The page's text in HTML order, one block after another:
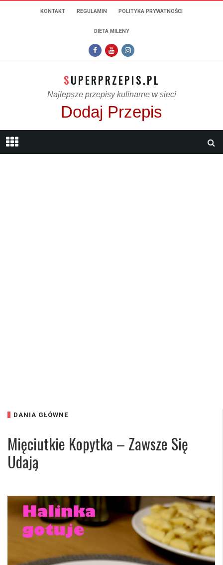
KONTAKT REGULAMIN POLITYKA PRYWATNOŚCI
DIETA MILENY
SUPERPRZEPIS.PL
Najlepsze przepisy kulinarne w sieci
Dodaj Przepis
DANIA GŁÓWNE
Mięciutkie Kopytka – Zawsze Się
Udają